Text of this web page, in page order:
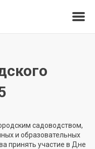
садоводством,
и образовательных
принять участие в Дне